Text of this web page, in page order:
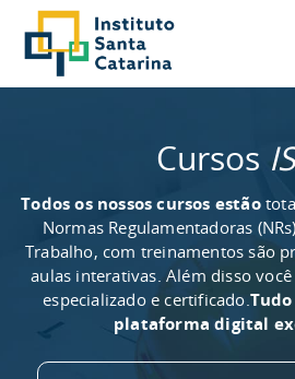
Cursos
Todos os nossos cursos estão
Normas Regulamentadoras
Trabalho, com treinamentos são
aulas interativas. Além disso
especializado e certificado.
plataforma digital